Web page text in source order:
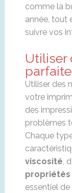
comme la
année, tout
suivre vos
Utiliser
Utiliser des
votre
des
problèmes
Chaque
viscosité,
propriétés
essentiel